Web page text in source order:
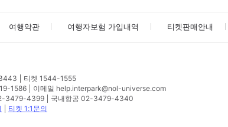
여행약관 여행자보험 가입내역 티켓판매안내
티켓 1544-1555
1586
이메일 help.interpark@nol-universe.com
3479-4399
국내항공 02-3479-4340
티켓 1:1문의